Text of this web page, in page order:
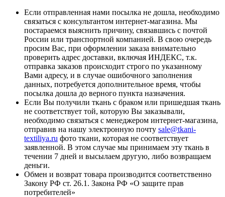
Если отправленная нами посылка не дошла, необходимо
связаться с консультантом интернет-магазина. Мы
постараемся выяснить причину, связавшись с почтой
России или транспортной компанией. В свою очередь
просим Вас, при оформлении заказа внимательно
проверить адрес доставки, включая ИНДЕКС, т.к.
отправка заказов происходит строго по указанному
Вами адресу, и в случае ошибочного заполнения
данных, потребуется дополнительное время, чтобы
посылка дошла до верного пункта назначения.
Если Вы получили ткань с браком или пришедшая ткань
не соответствует той, которую Вы заказывали,
необходимо связаться с менеджером интернет-магазина,
отправив на нашу электронную почту sale@tkani-
textiliya.ru фото ткани, которая не соответствует
заявленной. В этом случае мы принимаем эту ткань в
течении 7 дней и высылаем другую, либо возвращаем
деньги.
Обмен и возврат товара производится соответственно
Закону РФ ст. 26.1. Закона РФ «О защите прав
потребителей»